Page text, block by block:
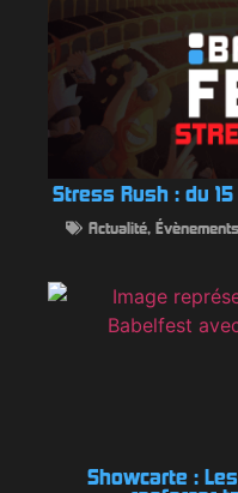
Stress Rush : du
Actualité, Évènements
Showcarte :